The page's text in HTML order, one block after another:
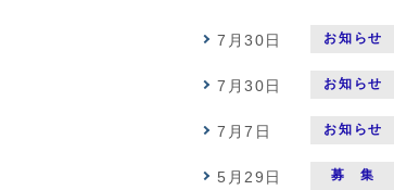
7月30日 お知らせ
7月30日 お知らせ
7月7日 お知らせ
5月29日 募 集